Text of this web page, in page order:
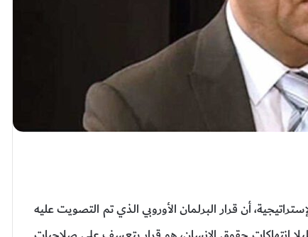
أن قرار البرلمان الأوروبي الذي تم التصويت عليه